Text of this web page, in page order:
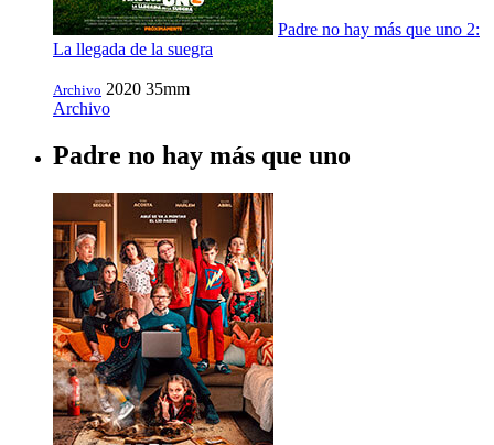
Padre no hay más que uno 2:
La llegada de la suegra
Archivo 2020 35mm
Archivo
Padre no hay más que uno